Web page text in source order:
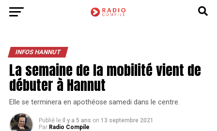
INFOS HANNUT
La semaine de la mobilité vient de
débuter à Hannut
Elle se terminera en apothéose samedi dans le centre.
Publié le Il y a 5 ans on 13 septembre 2021
Par Radio Compile